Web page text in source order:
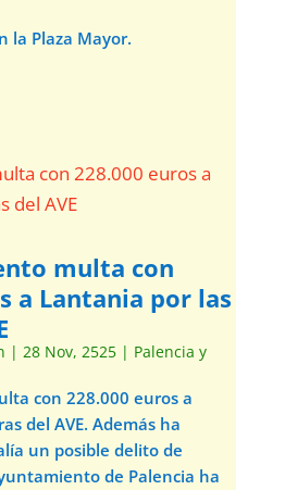
la Plaza Mayor.
multa con
a Lantania por las
| 28 Nov, 2525| Palencia y
con 228.000 euros a
del AVE. Además ha
un posible delito de
de Palencia ha